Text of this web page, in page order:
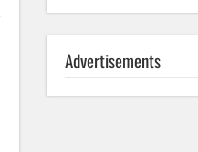
Advertisements